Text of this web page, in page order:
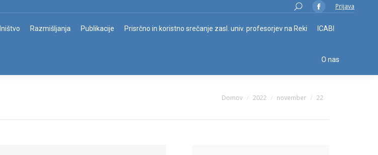
Search:
Facebook
page
new
window
Prijava
Razmišljanja Publikacije Prisrčno in koristno srečanje zasl. univ. profesorjev na Reki ICABI
O nas
You are here:
Domov 2022 november 22